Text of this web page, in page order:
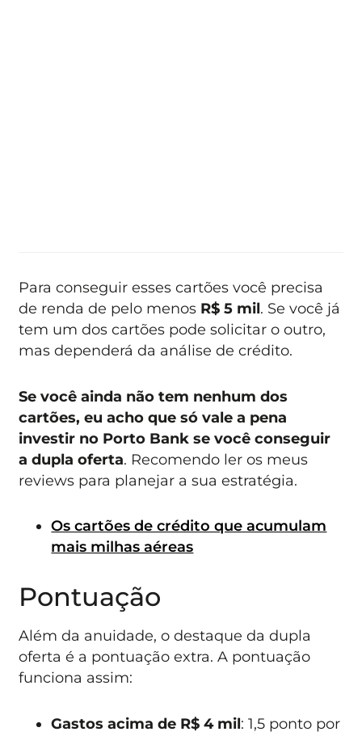
Para conseguir esses cartões você precisa
de renda de pelo menos R$ 5 mil. Se você já
tem um dos cartões pode solicitar o outro,
mas dependerá da análise de crédito.
Se você ainda não tem nenhum dos
cartões, eu acho que só vale a pena
investir no Porto Bank se você conseguir
a dupla oferta. Recomendo ler os meus
reviews para planejar a sua estratégia.
Os cartões de crédito que acumulam
mais milhas aéreas
Pontuação
Além da anuidade, o destaque da dupla
oferta é a pontuação extra. A pontuação
funciona assim:
Gastos acima de R$ 4 mil: 1,5 ponto por